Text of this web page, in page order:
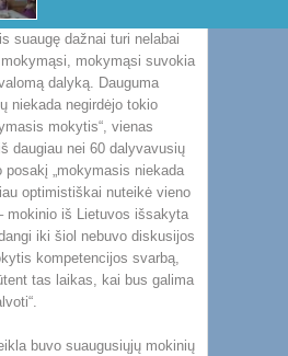
suaugę dažnai turi nelabai
mokymąsi suvokia
dalyką. Dauguma
niekada negirdėjo tokio
mokytis“, vienas
daugiau nei 60 dalyvavusių
posakį „mokymasis niekada
optimistiškai nuteikė vieno
mokinio iš Lietuvos išsakyta
iki šiol nebuvo diskusijos
kompetencijos svarbą,
tas laikas, kai bus galima
buvo suaugusiųjų mokinių